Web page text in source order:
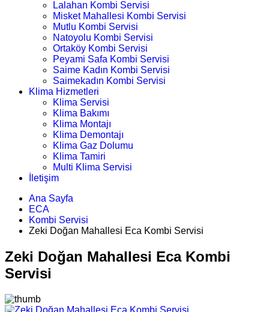
Lalahan Kombi Servisi
Misket Mahallesi Kombi Servisi
Mutlu Kombi Servisi
Natoyolu Kombi Servisi
Ortaköy Kombi Servisi
Peyami Safa Kombi Servisi
Saime Kadın Kombi Servisi
Saimekadın Kombi Servisi
Klima Hizmetleri
Klima Servisi
Klima Bakımı
Klima Montajı
Klima Demontajı
Klima Gaz Dolumu
Klima Tamiri
Multi Klima Servisi
İletişim
Ana Sayfa
ECA
Kombi Servisi
Zeki Doğan Mahallesi Eca Kombi Servisi
Zeki Doğan Mahallesi Eca Kombi
Servisi